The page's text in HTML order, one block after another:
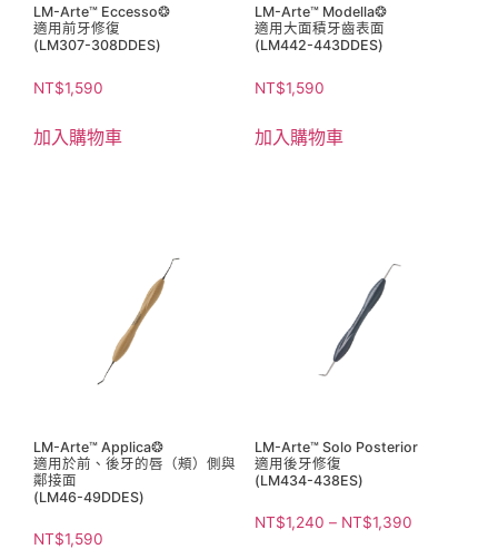
LM-Arte™ Eccesso❂
適用前牙修復
(LM307-308DDES)
NT$1,590
加入購物車
LM-Arte™ Modella❂
適用大面積牙齒表面
(LM442-443DDES)
NT$1,590
加入購物車
LM-Arte™ Applica❂
適用於前、後牙的唇（頰）側與
鄰接面
(LM46-49DDES)
NT$1,590
LM-Arte™ Solo Posterior
適用後牙修復
(LM434-438ES)
NT$1,240 – NT$1,390